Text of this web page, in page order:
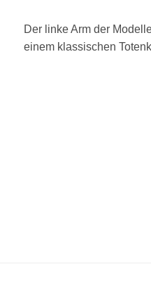
Der linke Arm der
einem klassischen